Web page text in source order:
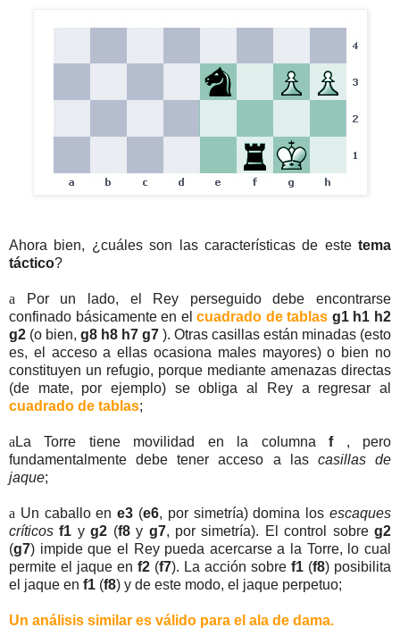
Ahora bien, ¿cuáles son las características de este tema
táctico?
a Por un lado, el Rey perseguido debe encontrarse
confinado básicamente en elcuadrado de tablas g1 h1 h2
g2 (o bien, g8 h8 h7 g7 ). Otras casillas están minadas (esto
es, el acceso a ellas ocasiona males mayores) o bien no
constituyen un refugio, porque mediante amenazas directas
(de mate, por ejemplo) se obliga al Rey a regresar al
cuadrado de tablas;
a La Torre tiene movilidad en la columnaf, pero
fundamentalmente debe tener acceso a las casillas de
jaque;
a Un caballo ene3 (e6, por simetría) domina losescaques
críticos f1 yg2 (f8y g7, por simetría). El control sobreg2
(g7) impide que el Rey pueda acercarse a la Torre, lo cual
permite el jaque en f2 (f7). La acción sobre f1 (f8) posibilita
el jaque en f1 (f8) y de este modo, el jaque perpetuo;
Un análisis similar es válido para el ala de dama.